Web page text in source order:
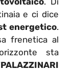
e ci dice
energetico.
frenetica al
sta
PALAZZINARI